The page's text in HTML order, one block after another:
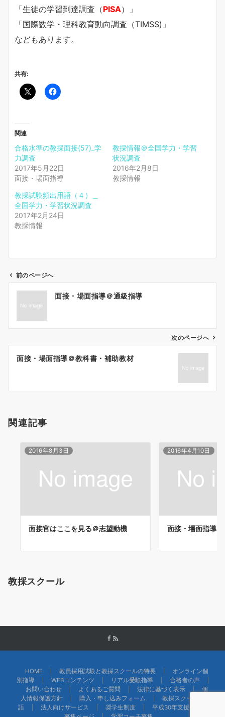
「生徒の学習到達調査（PISA）」
「国際数学・理科教育動向調査（TIMSS)」
などもあります。
共有:
関連
合格水準の教採面接(57)_学
力調査
2017年5月22日
面接・場面指導
教採情報＠全国学力・学習
状況調査
2016年2月8日
教採情報
教採試験頻出用語（４）＿
全国学力・学習状況調査
2017年2月24日
教採情報
ン
前のページへ
面接・場面指導＠通級指導
次のページへ
面接・場面指導＠教科書・補助教材
関連記事
2016年8月3日
面接官はここを見る＠志望動機
2016年4月10日
面接・場面指導
教採スクール
HOME 教員採用試験と教採スクールの特長
オンライン個
別指導
WEBコンテンツ リアル受験指導
合格者の声
お問い合わせ
よくあるご質問 法律に基づく表示
個
人情報保護方針
購入・申し込みフォーム
教採スクール物
語
法人向けサービス 奨学生制度
平成30年支援会員様